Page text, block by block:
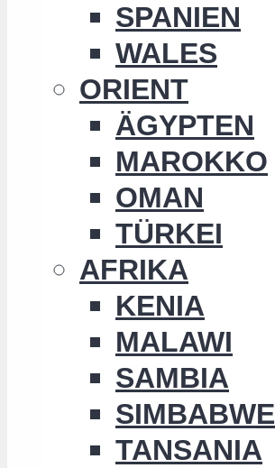
SPANIEN
WALES
ORIENT
ÄGYPTEN
MAROKKO
OMAN
TÜRKEI
AFRIKA
KENIA
MALAWI
SAMBIA
SIMBABWE
TANSANIA